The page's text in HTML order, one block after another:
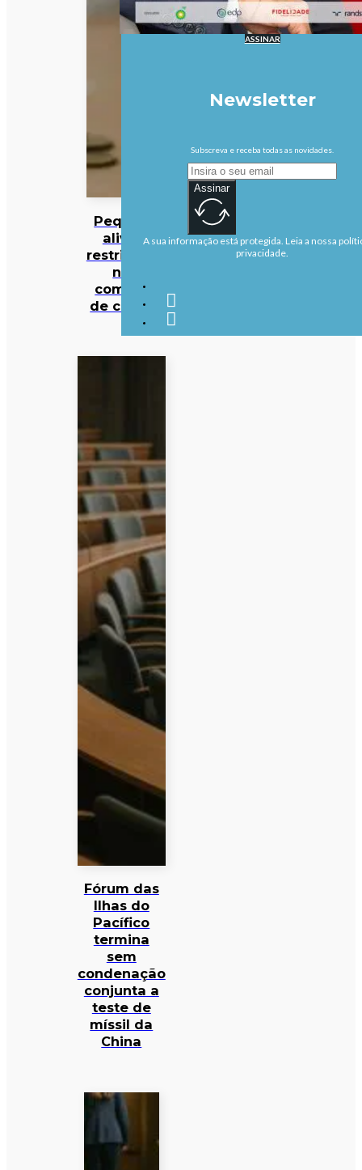
Pequim
alivia
restrições
na
compra
de casas
Fórum das
Ilhas do
Pacífico
termina
sem
condenação
conjunta a
teste de
míssil da
China
ASSINAR
Newsletter
Subscreva e receba todas as novidades.
Assinar
A sua informação está protegida. Leia a nossa
privacidade.